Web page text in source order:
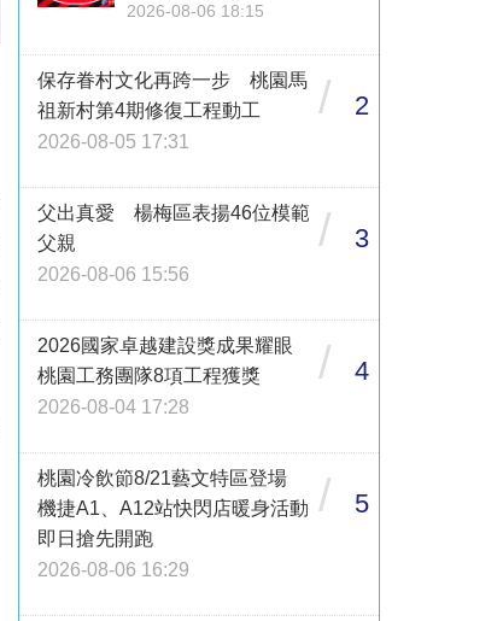
2026-08-06 18:15
保存眷村文化再跨一步 桃園馬
祖新村第4期修復工程動工
2026-08-05 17:31
/ 2
父出真愛 楊梅區表揚46位模範
父親
2026-08-06 15:56
/ 3
2026國家卓越建設獎成果耀眼
桃園工務團隊8項工程獲獎
2026-08-04 17:28
/ 4
桃園冷飲節8/21藝文特區登場
機捷A1、A12站快閃店暖身活動
即日搶先開跑
2026-08-06 16:29
/ 5